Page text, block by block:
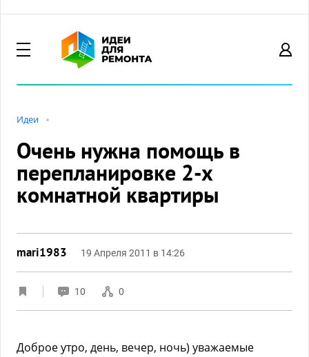
Идеи
Очень нужна помощь в
перепланировке 2-х
комнатной квартиры
mari1983 19 Апреля 2011 в 14:26
10 0
Доброе утро, день, вечер, ночь) уважаемые